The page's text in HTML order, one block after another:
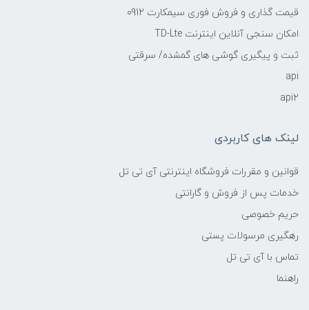
قیمت گذاری و فروش فوری سیمکارت 0912
امکان سنجی آنلاین اینترنت TD-Lte
ثبت و پیگیری گوشی های گمشده/ سرقتی
api
api2
لینک های کاربردی
قوانین و مقررات فروشگاه اینترنتی آی تی تل
خدمات پس از فروش و گارانتی
حریم خصوصی
رهگیری مرسولات پستی
تماس با آی تی تل
راهنما